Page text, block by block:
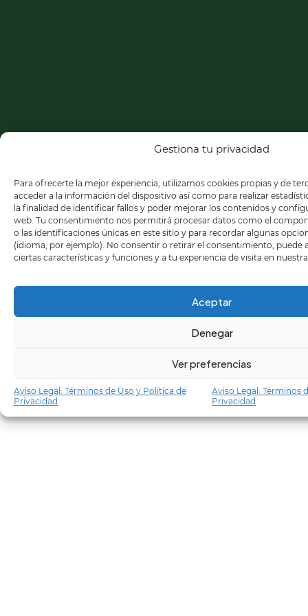
Gestiona tu privacidad
Para ofrecerte la mejor experiencia, utilizamos cookies propias y de
acceder a la información del dispositivo así como para realizar
la finalidad de identificar fallos y poder mejorar los contenidos y
web. Tu consentimiento nos permitirá procesar datos como el
o las identificaciones únicas en este sitio y para recordar algunas
(idioma, por ejemplo). No consentir o retirar el consentimiento, puede
ciertas características y funciones y a tu experiencia de visita en
Aceptar
Denegar
Ver preferencias
Aviso Legal: Términos de Uso y Política de
Privacidad
Aviso Legal: Términos
Privacidad